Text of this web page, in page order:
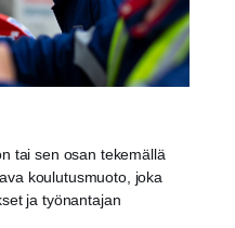
tai sen osan tekemällä
koulutusmuoto, joka
ja työnantajan